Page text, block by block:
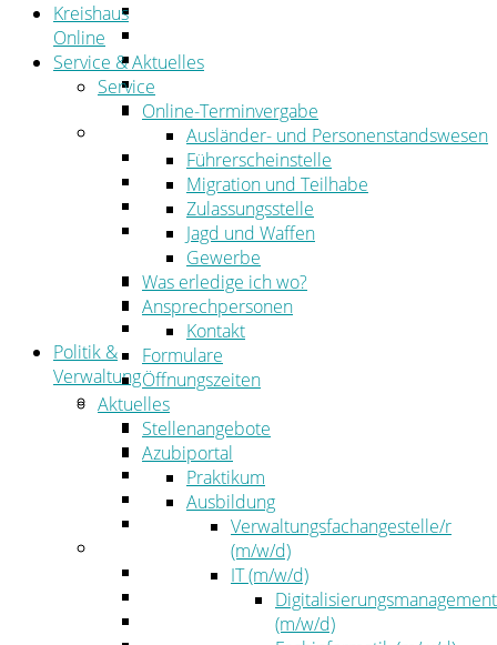
Ansprechpersonen
Formulare
Öffnungszeiten
Aktuelles
Stellenangebote
Azubiportal
Pressemitteilungen
Bekanntmachungen & öffentliche
Zustellungen
Kehrbezirksausschreibungen
Amtsblatt
Öffentliche Ausschreibungen
Politik &
Verwaltung
Politik
Kreistag
Kreistagsinformationssystem
Bürgerinformationssystem
Wahlen
Der Landrat
Kreishaus
Online
Service & Aktuelles
Service
Online-Terminvergabe
Ausländer- und Personenstandswesen
Führerscheinstelle
Migration und Teilhabe
Zulassungsstelle
Jagd und Waffen
Gewerbe
Was erledige ich wo?
Ansprechpersonen
Kontakt
Formulare
Öffnungszeiten
Aktuelles
Stellenangebote
Azubiportal
Praktikum
Ausbildung
Verwaltungsfachangestelle/r
(m/w/d)
IT (m/w/d)
Digitalisierungsmanagement
(m/w/d)